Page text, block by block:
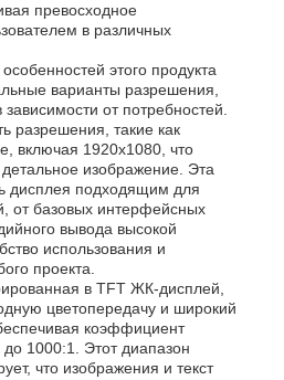
превосходное
в различных
этого продукта
варианты разрешения,
от потребностей.
разрешения, такие как
включая 1920x1080, что
изображение. Эта
дисплея подходящим для
от базовых интерфейсных
вывода высокой
использования и
проекта.
в TFT ЖК-дисплей,
цветопередачу и широкий
коэффициент
до 1000:1. Этот диапазон
что изображения и текст